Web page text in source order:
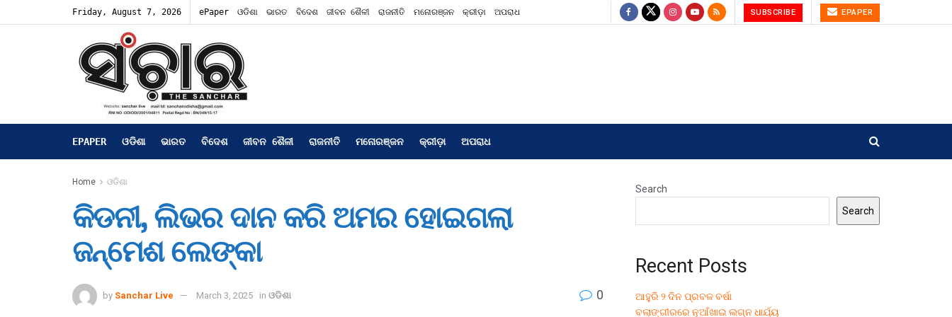
Friday, August 7, 2026 ePaper ଓଡିଶା ଭାରତ ବିଦେଶ ଜୀବନ ଶୈଳୀ ରାଜନୀତି ମନୋରଞ୍ଜନ କ୍ରୀଡ଼ା ଅପରାଧ SUBSCRIBE EPAPER
EPAPER ଓଡିଶା ଭାରତ ବିଦେଶ ଜୀବନ ଶୈଳୀ ରାଜନୀତି ମନୋରଞ୍ଜନ କ୍ରୀଡ଼ା ଅପରାଧ
Home ଓଡିଶା
କିଡନୀ, ଲିଭର ଦାନ କରି ଅମର ହୋଇଗଲା
ଜନ୍ମେଶ ଲେଙ୍କା
by Sanchar Live March 3, 2025 in ଓଡିଶା 0
Search
Search
Recent Posts
ଆହୁରି ୨ ଦିନ ପ୍ରବଳ ବର୍ଷା
ବଲାଙ୍ଗୀରରେ ନୂଆଁଖାଇ ଲଗ୍ନ ଧାର୍ଯ୍ୟ